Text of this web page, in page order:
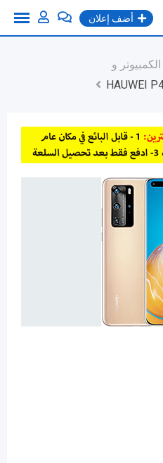
أضف إعلان
و
HAUWEI